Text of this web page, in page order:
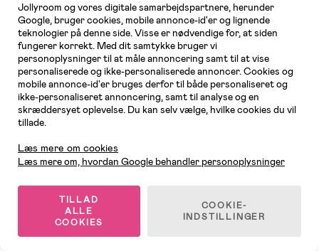
På lager
(0)
Kinderkraft Prime 3 3-i-1
4.599 kr
På lager
(0)Kinderkraft Prime 3 3-i-1
Jollyroom og vores digitale samarbejdspartnere, herunder
Google, bruger cookies, mobile annonce-id'er og lignende
teknologier på denne side. Visse er nødvendige for, at siden
fungerer korrekt. Med dit samtykke bruger vi
personoplysninger til at måle annoncering samt til at vise
personaliserede og ikke-personaliserede annoncer. Cookies og
mobile annonce-id'er bruges derfor til både personaliseret og
ikke-personaliseret annoncering, samt til analyse og en
skræddersyet oplevelse. Du kan selv vælge, hvilke cookies du vil
tillade.
Læs mere om cookies
Læs mere om, hvordan Google behandler personoplysninger
TILLAD
ALLE
COOKIES
COOKIE-
INDSTILLINGER